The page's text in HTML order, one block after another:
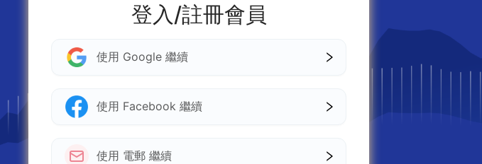
登入/註冊會員
使用 Google 繼續
使用 Facebook 繼續
使用 電郵 繼續